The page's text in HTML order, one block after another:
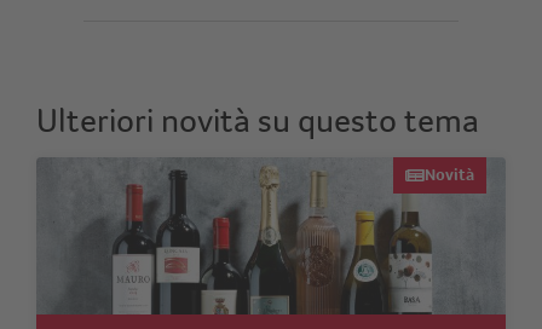
Ulteriori novità su questo tema
Novità